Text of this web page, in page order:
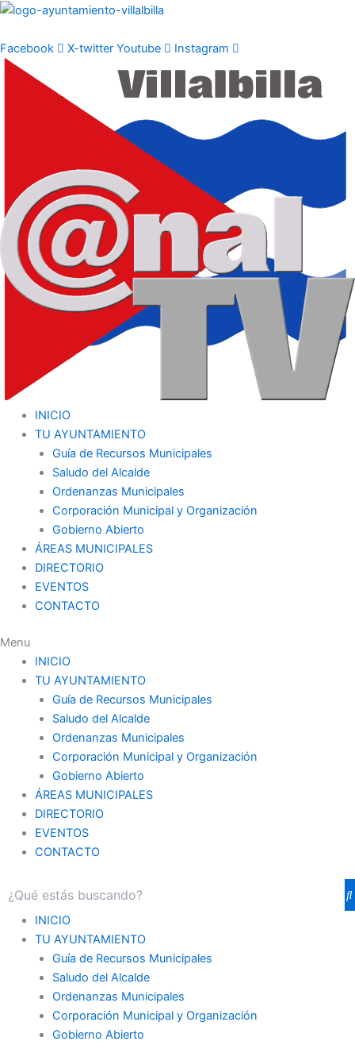
Ir
contenido
Facebook X-twitter Youtube Instagram
INICIO
TU AYUNTAMIENTO
Guía de Recursos Municipales
Saludo del Alcalde
Ordenanzas Municipales
Corporación Municipal y Organización
Gobierno Abierto
ÁREAS MUNICIPALES
DIRECTORIO
EVENTOS
CONTACTO
Menu
INICIO
TU AYUNTAMIENTO
Guía de Recursos Municipales
Saludo del Alcalde
Ordenanzas Municipales
Corporación Municipal y Organización
Gobierno Abierto
ÁREAS MUNICIPALES
DIRECTORIO
EVENTOS
CONTACTO
INICIO
TU AYUNTAMIENTO
Guía de Recursos Municipales
Saludo del Alcalde
Ordenanzas Municipales
Corporación Municipal y Organización
Gobierno Abierto